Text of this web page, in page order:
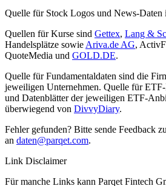
Quelle für Stock Logos und News-Daten
Quellen für Kurse sind Gettex, Lang &
Handelsplätze sowie Ariva.de AG,
QuoteMedia und GOLD.DE.
Quelle für Fundamentaldaten sind die
jeweiligen Unternehmen. Quelle für
und Datenblätter der jeweiligen ETF-
überwiegend von DivvyDiary.
Fehler gefunden? Bitte sende Feedback
an daten@parqet.com.
Link Disclaimer
Für manche Links kann Parqet Fintech